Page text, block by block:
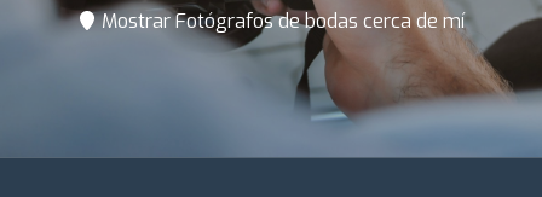
Mostrar Fotógrafos de bodas cerca de mí